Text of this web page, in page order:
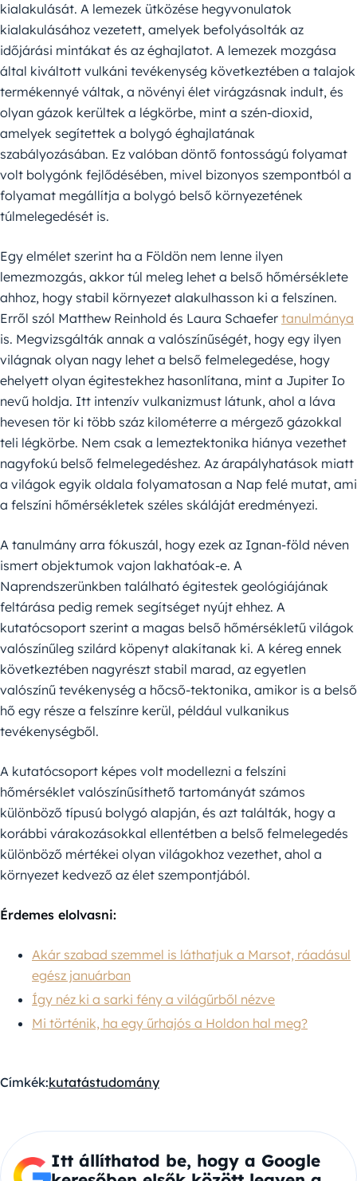
kialakulását. A lemezek ütközése hegyvonulatok
kialakulásához vezetett, amelyek befolyásolták az
időjárási mintákat és az éghajlatot. A lemezek mozgása
által kiváltott vulkáni tevékenység következtében a talajok
termékennyé váltak, a növényi élet virágzásnak indult, és
olyan gázok kerültek a légkörbe, mint a szén-dioxid,
amelyek segítettek a bolygó éghajlatának
szabályozásában. Ez valóban döntő fontosságú folyamat
volt bolygónk fejlődésében, mivel bizonyos szempontból a
folyamat megállítja a bolygó belső környezetének
túlmelegedését is.
Egy elmélet szerint ha a Földön nem lenne ilyen
lemezmozgás, akkor túl meleg lehet a belső hőmérséklete
ahhoz, hogy stabil környezet alakulhasson ki a felszínen.
Erről szól Matthew Reinhold és Laura Schaefer tanulmánya
is. Megvizsgálták annak a valószínűségét, hogy egy ilyen
világnak olyan nagy lehet a belső felmelegedése, hogy
ehelyett olyan égitestekhez hasonlítana, mint a Jupiter Io
nevű holdja. Itt intenzív vulkanizmust látunk, ahol a láva
hevesen tör ki több száz kilométerre a mérgező gázokkal
teli légkörbe. Nem csak a lemeztektonika hiánya vezethet
nagyfokú belső felmelegedéshez. Az árapályhatások miatt
a világok egyik oldala folyamatosan a Nap felé mutat, ami
a felszíni hőmérsékletek széles skáláját eredményezi.
A tanulmány arra fókuszál, hogy ezek az Ignan-föld néven
ismert objektumok vajon lakhatóak-e. A
Naprendszerünkben található égitestek geológiájának
feltárása pedig remek segítséget nyújt ehhez. A
kutatócsoport szerint a magas belső hőmérsékletű világok
valószínűleg szilárd köpenyt alakítanak ki. A kéreg ennek
következtében nagyrészt stabil marad, az egyetlen
valószínű tevékenység a hőcső-tektonika, amikor is a belső
hő egy része a felszínre kerül, például vulkanikus
tevékenységből.
A kutatócsoport képes volt modellezni a felszíni
hőmérséklet valószínűsíthető tartományát számos
különböző típusú bolygó alapján, és azt találták, hogy a
korábbi várakozásokkal ellentétben a belső felmelegedés
különböző mértékei olyan világokhoz vezethet, ahol a
környezet kedvező az élet szempontjából.
Érdemes elolvasni:
Akár szabad szemmel is láthatjuk a Marsot, ráadásul
egész januárban
Így néz ki a sarki fény a világűrből nézve
Mi történik, ha egy űrhajós a Holdon hal meg?
Címkék:kutatástudomány
Itt állíthatod be, hogy a Google